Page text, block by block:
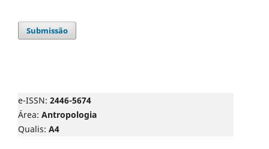
Submissão
e-ISSN: 2446-5674
Área: Antropologia
Qualis: A4